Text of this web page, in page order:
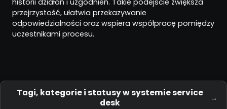
przejrzystość, ułatwia przekazywanie
odpowiedzialności oraz wspiera współpracę pomiędzy
uczestnikami procesu.
Tagi, kategorie i statusy w systemie service
desk